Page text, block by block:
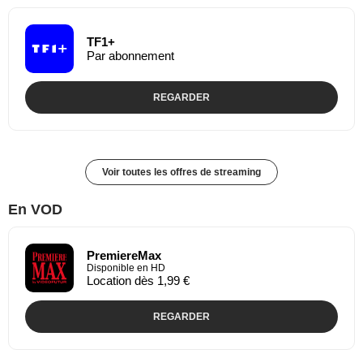
TF1+
Par abonnement
REGARDER
Voir toutes les offres de streaming
En VOD
PremiereMax
Disponible en HD
Location dès 1,99 €
REGARDER